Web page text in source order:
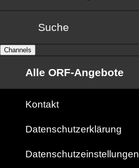
Suche
Channels
Alle ORF-Angebote
Kontakt
Datenschutzerklärung
Datenschutzeinstellungen